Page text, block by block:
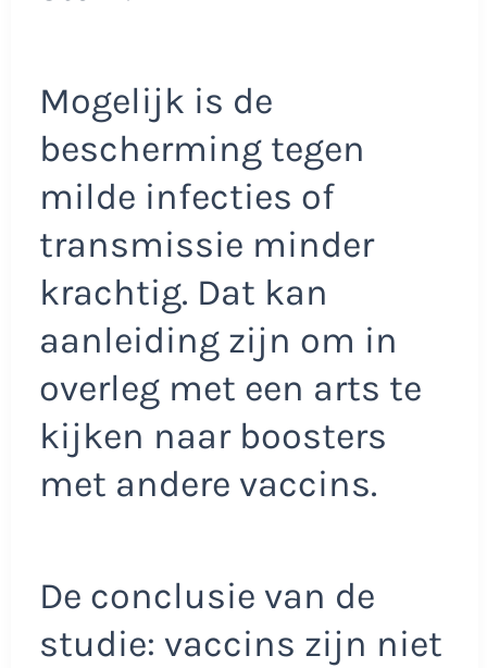
Mogelijk is de
bescherming tegen
milde infecties of
transmissie minder
krachtig. Dat kan
aanleiding zijn om in
overleg met een arts te
kijken naar boosters
met andere vaccins.
De conclusie van de
studie: vaccins zijn niet